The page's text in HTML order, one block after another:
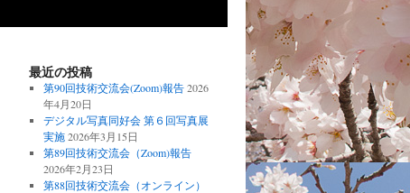
最近の投稿
第90回技術交流会(Zoom)報告 2026
年4月20日
デジタル写真同好会 第６回写真展
実施 2026年3月15日
第89回技術交流会（Zoom)報告
2026年2月23日
第88回技術交流会（オンライン）